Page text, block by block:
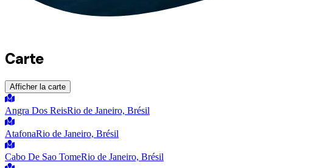
Carte
Afficher la carte
Angra Dos ReisRio de Janeiro, Brésil
AtafonaRio de Janeiro, Brésil
Cabo De Sao TomeRio de Janeiro, Brésil